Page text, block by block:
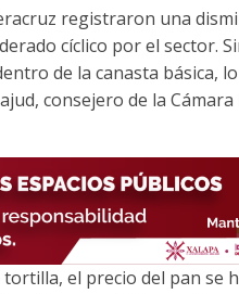
registraron una
cíclico por el sector.
de la canasta básica,
consejero de la
el precio del pan se